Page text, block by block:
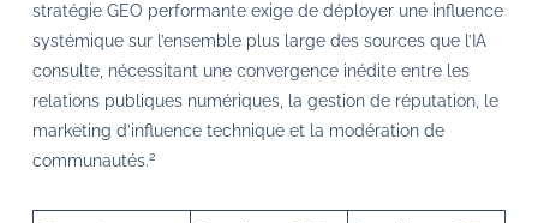
stratégie GEO performante exige de déployer une influence
systémique sur l’ensemble plus large des sources que l’IA
consulte, nécessitant une convergence inédite entre les
relations publiques numériques, la gestion de réputation, le
marketing d’influence technique et la modération de
communautés.2